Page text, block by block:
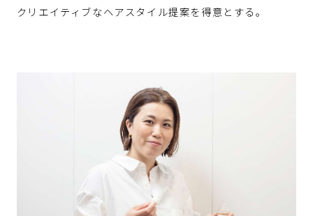
クリエイティブなヘアスタイル提案を得意とする。